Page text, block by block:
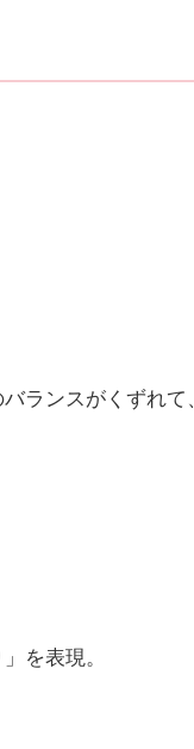
ランスがくずれて
を表現。